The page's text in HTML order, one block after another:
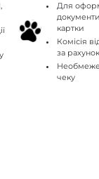
Для
картки
Комісія
за
чеку